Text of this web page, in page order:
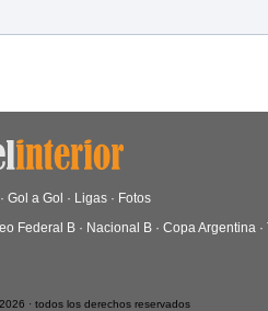
· Gol a Gol · Ligas · Fotos
Federal B · Nacional B · Copa Argentina ·
· todos los derechos reservados